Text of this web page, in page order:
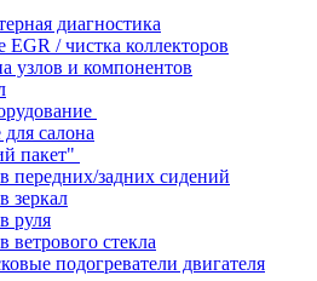
диагностика
/ чистка коллекторов
узлов и компонентов
салона
пакет"
передних/задних сидений
зеркал
руля
ветрового стекла
подогреватели двигателя